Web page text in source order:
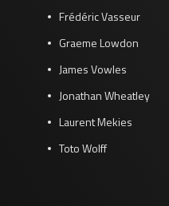
Frédéric Vasseur
Graeme Lowdon
James Vowles
Jonathan Wheatley
Laurent Mekies
Toto Wolff